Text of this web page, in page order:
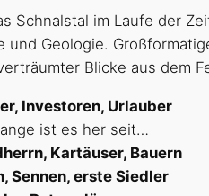
Schnalstal im Laufe der
und Geologie.
Blicke aus dem
Investoren, Urlauber
ist es her seit…
Kartäuser, Bauern
Sennen, erste Siedler